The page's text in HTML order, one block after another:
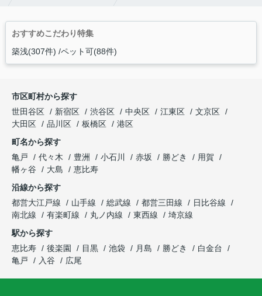
おすすめこだわり特集
築浅(307件) ペット可(88件)
市区町村から探す
世田谷区
新宿区 渋谷区 中央区 江東区
文京区
大田区
品川区 板橋区
港区
町名から探す
亀戸
代々木 豊洲 小石川 赤坂 勝どき
用賀
幡ヶ谷
大島
恵比寿
沿線から探す
都営大江戸線
山手線 総武線 都営三田線
日比谷線
南北線
有楽町線 丸ノ内線 東西線
埼京線
駅から探す
恵比寿
後楽園 目黒 池袋 月島 勝どき
白金台
亀戸
入谷 広尾